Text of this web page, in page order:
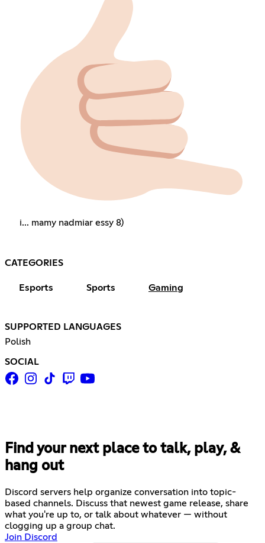
i... mamy nadmiar essy 8)
CATEGORIES
Esports Sports Gaming
SUPPORTED LANGUAGES
Polish
SOCIAL
Find your next place to talk, play, &
hang out
Discord servers help organize conversation into topic-
based channels. Discuss that newest game release, share
what you're up to, or talk about whatever — without
clogging up a group chat.
Join Discord